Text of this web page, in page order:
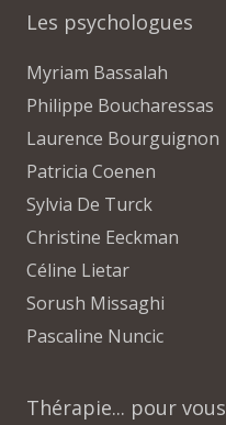
Les psychologues
Myriam Bassalah
Philippe Boucharessas
Laurence Bourguignon
Patricia Coenen
Sylvia De Turck
Christine Eeckman
Céline Lietar
Sorush Missaghi
Pascaline Nuncic
Thérapie... pour vous